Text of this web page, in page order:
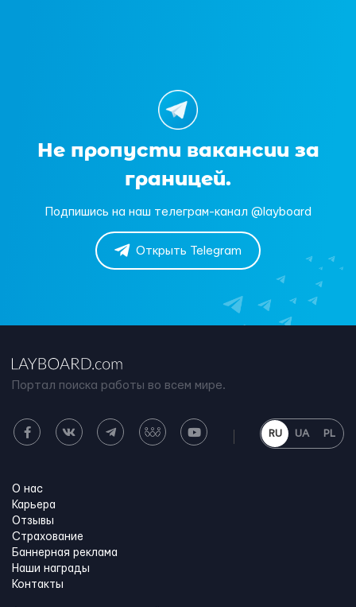
Не пропусти вакансии за
границей.
Подпишись на наш телеграм-канал @layboard
Открыть Telegram
Портал поиска работы во всем мире.
RU UA PL
О нас
Карьера
Отзывы
Страхование
Баннерная реклама
Наши награды
Контакты